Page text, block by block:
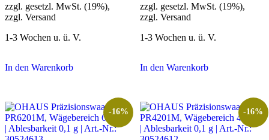
zzgl. gesetzl. MwSt. (19%),
zzgl. Versand
1-3 Wochen u. ü. V.
In den Warenkorb
zzgl. gesetzl. MwSt. (19%),
zzgl. Versand
1-3 Wochen u. ü. V.
In den Warenkorb
-16% -16%